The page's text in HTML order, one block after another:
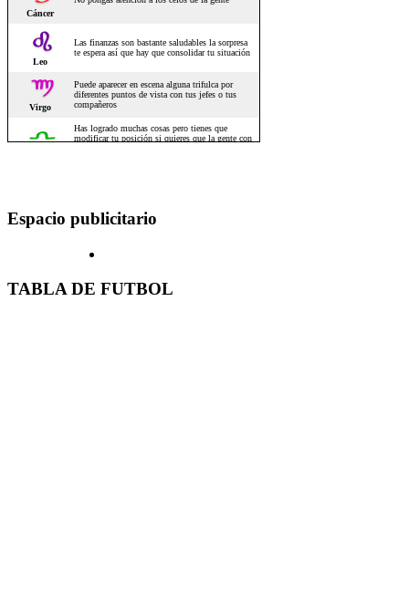
Espacio publicitario
TABLA DE FUTBOL